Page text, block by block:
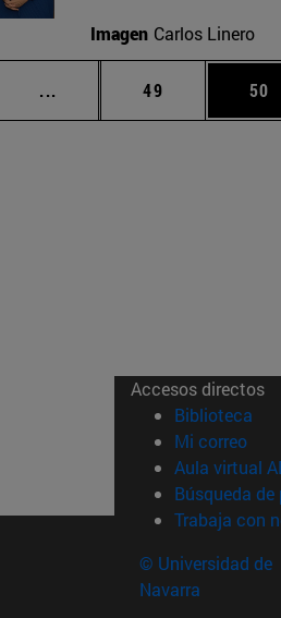
Imagen Carlos Linero
... Páginas intermedias Use
Página
49 50
Accesos directos
Biblioteca
Mi correo
Aula virtual
Búsqueda de
Trabaja con
© Universidad de
Navarra